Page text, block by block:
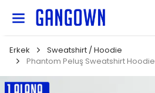
Erkek
Sweatshirt / Hoodie
Phantom Peluş Sweatshirt Hoodie